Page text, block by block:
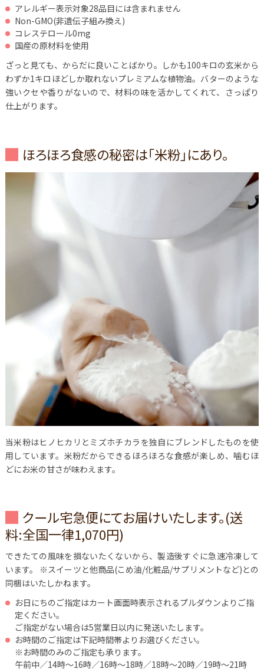
アレルギー表示対象28品目には含まれません
Non-GMO(非遺伝子組み換え)
コレステロール0mg
国産の原材料を使用
ざっと見ても、からだに良いことばかり。しかも100キロの玄米から
わずか1キロほどしか取れないプレミアムな植物油。バターのような
強いクセや香りがないので、材料の味を活かしてくれて、さっぱり
仕上がります。
ほろほろ食感の秘密は「米粉」にあり。
当米粉はヒノヒカリとミズホチカラを独自にブレンドしたものを使
用しています。米粉だからできるほろほろな食感が楽しめ、噛むほ
どにお米の甘さが味わえます。
クール宅急便にてお届けいたします。(送
料:全国一律1,070円)
できたての風味を損ないたくないから、製造後すぐに急速冷凍して
います。
※スイーツと他商品(こめ油/化粧品/サプリメントなど)との
同梱はいたしかねます。
お日にちのご指定はカート画面時表示されるプルダウンよりご指
定ください。
ご指定がない場合は5営業日以内に発送いたします。
お時間のご指定は下記時間帯よりお選びください。
※お時間のみのご指定も承ります。
午前中／14時～16時／16時～18時／18時～20時／19時～21時